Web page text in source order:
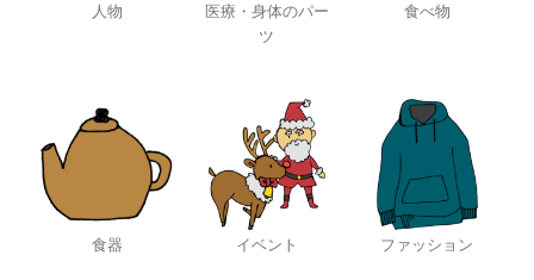
人物
医療・身体のパー
ツ
食べ物
食器 イベント ファッション